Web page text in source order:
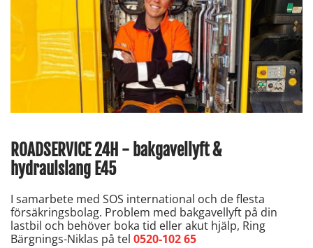
ROADSERVICE 24H - bakgavellyft &
hydraulslang E45
I samarbete med SOS international och de flesta
försäkringsbolag. Problem med bakgavellyft på din
lastbil och behöver boka tid eller akut hjälp, Ring
Bärgnings-Niklas på tel 0520-102 65